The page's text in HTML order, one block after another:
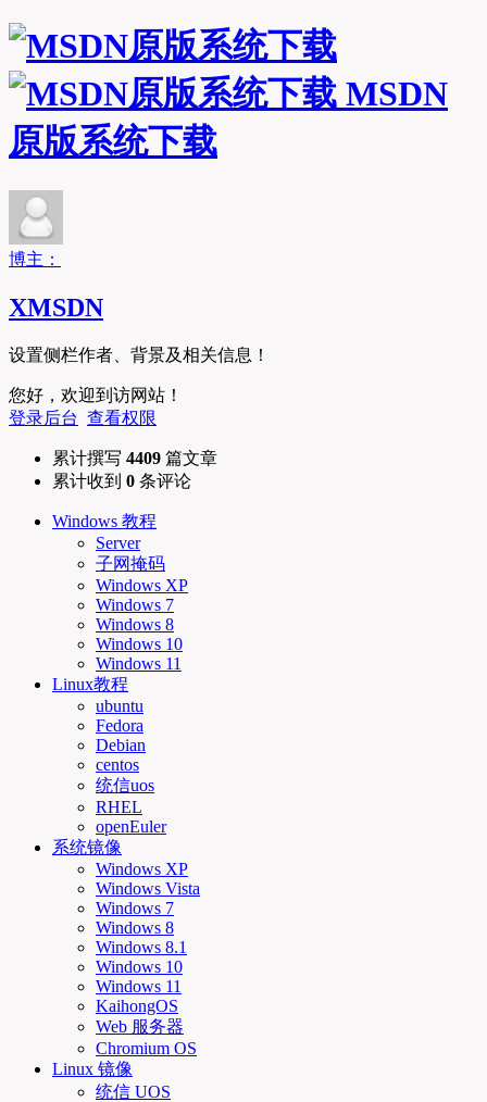
MSDN
原版系统下载
博主：
XMSDN
设置侧栏作者、背景及相关信息！
您好，欢迎到访网站！
登录后台 查看权限
累计撰写 4409 篇文章
累计收到 0 条评论
Windows 教程
Server
子网掩码
Windows XP
Windows 7
Windows 8
Windows 10
Windows 11
Linux教程
ubuntu
Fedora
Debian
centos
统信uos
RHEL
openEuler
系统镜像
Windows XP
Windows Vista
Windows 7
Windows 8
Windows 8.1
Windows 10
Windows 11
KaihongOS
Web 服务器
Chromium OS
Linux 镜像
统信 UOS